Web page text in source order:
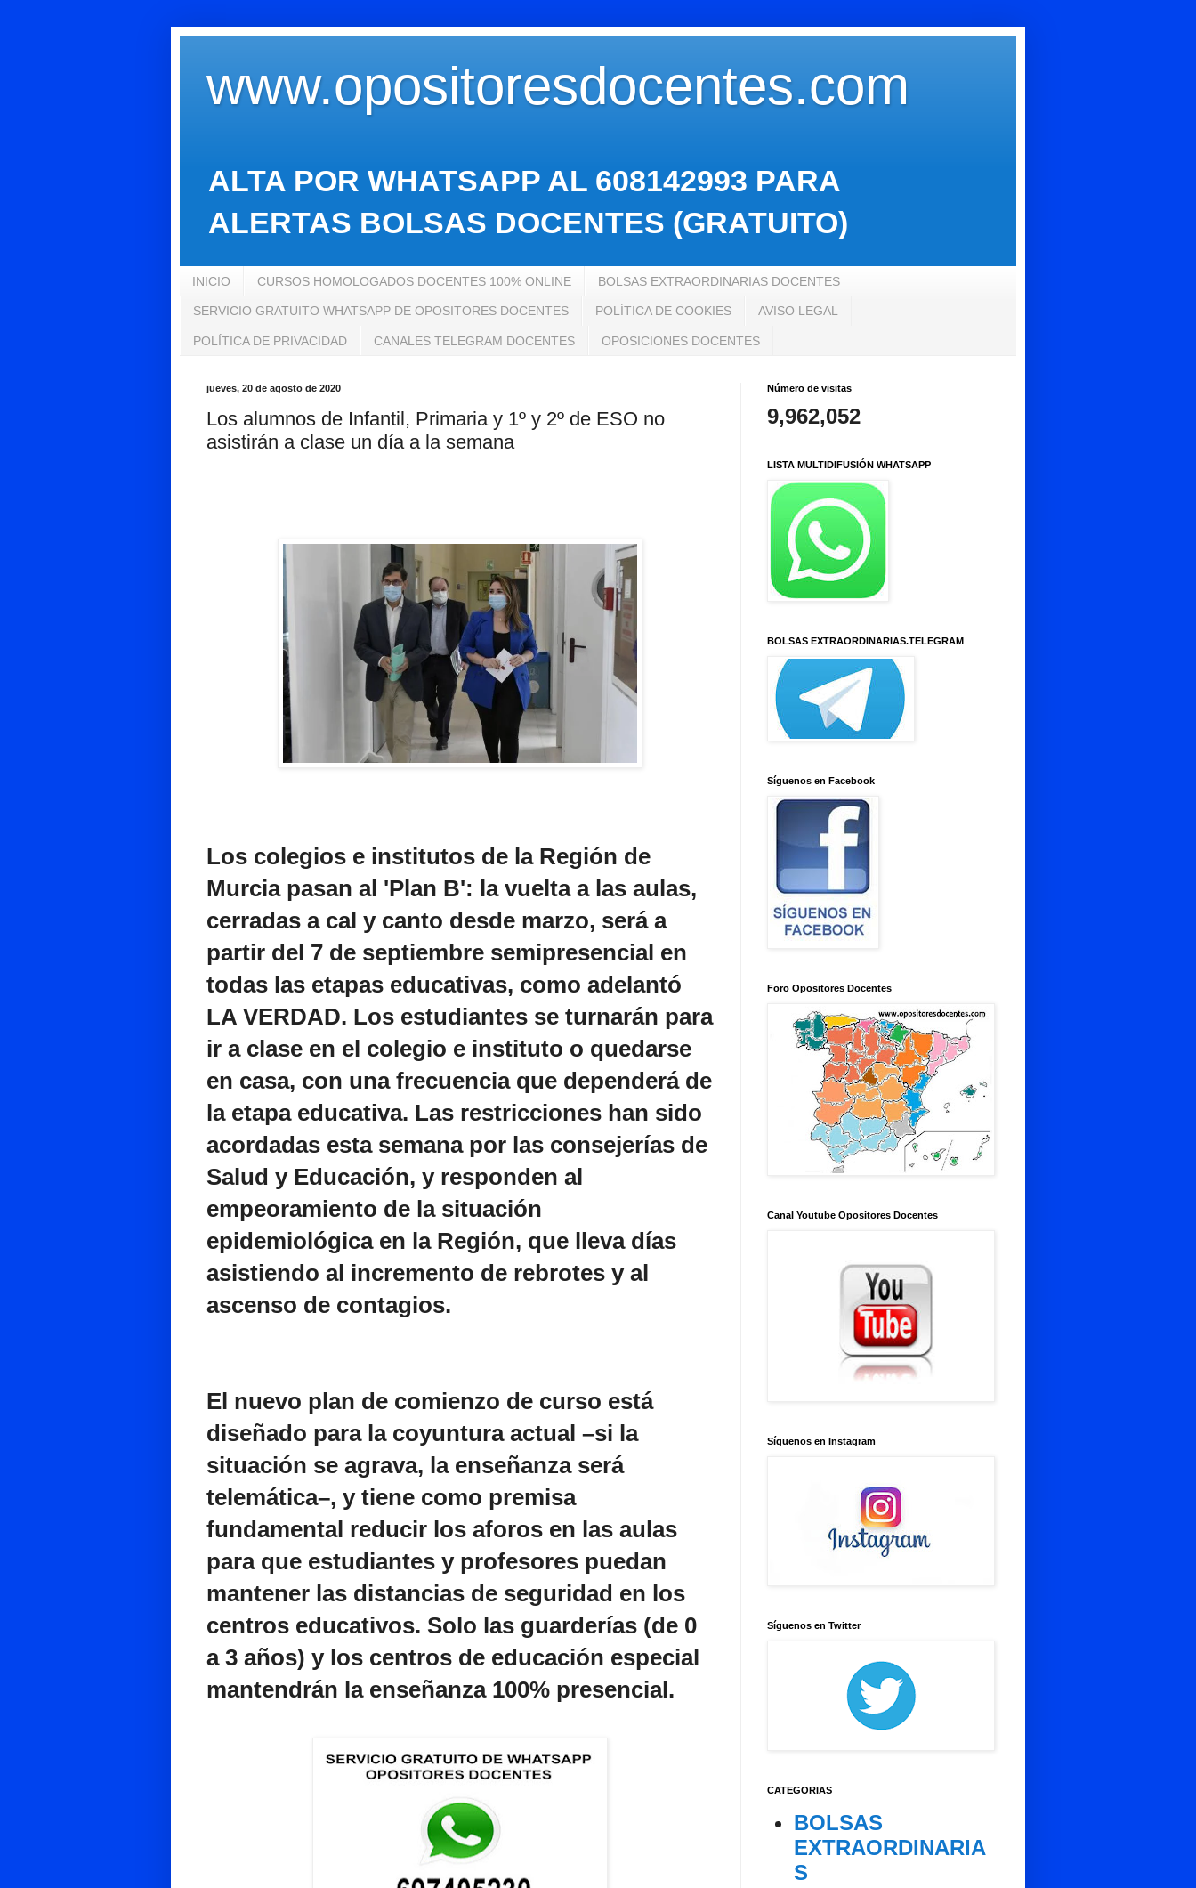
www.opositoresdocentes.com
ALTA POR WHATSAPP AL 608142993 PARA
ALERTAS BOLSAS DOCENTES (GRATUITO)
INICIO CURSOS HOMOLOGADOS DOCENTES 100% ONLINE BOLSAS EXTRAORDINARIAS DOCENTES
SERVICIO GRATUITO WHATSAPP DE OPOSITORES DOCENTES POLÍTICA DE COOKIES AVISO LEGAL
POLÍTICA DE PRIVACIDAD CANALES TELEGRAM DOCENTES OPOSICIONES DOCENTES
jueves, 20 de agosto de 2020
Los alumnos de Infantil, Primaria y 1º y 2º de ESO no
asistirán a clase un día a la semana
Los colegios e institutos de la Región de
Murcia pasan al 'Plan B': la vuelta a las aulas,
cerradas a cal y canto desde marzo, será a
partir del 7 de septiembre semipresencial en
todas las etapas educativas, como adelantó
LA VERDAD. Los estudiantes se turnarán para
ir a clase en el colegio e instituto o quedarse
en casa, con una frecuencia que dependerá de
la etapa educativa. Las restricciones han sido
acordadas esta semana por las consejerías de
Salud y Educación, y responden al
empeoramiento de la situación
epidemiológica en la Región, que lleva días
asistiendo al incremento de rebrotes y al
ascenso de contagios.
El nuevo plan de comienzo de curso está
diseñado para la coyuntura actual –si la
situación se agrava, la enseñanza será
telemática–, y tiene como premisa
fundamental reducir los aforos en las aulas
para que estudiantes y profesores puedan
mantener las distancias de seguridad en los
centros educativos. Solo las guarderías (de 0
a 3 años) y los centros de educación especial
mantendrán la enseñanza 100% presencial.
Número de visitas
9,962,052
LISTA MULTIDIFUSIÓN WHATSAPP
BOLSAS EXTRAORDINARIAS.TELEGRAM
Síguenos en Facebook
Foro Opositores Docentes
Canal Youtube Opositores Docentes
Síguenos en Instagram
Síguenos en Twitter
CATEGORIAS
BOLSAS
EXTRAORDINARIA
S